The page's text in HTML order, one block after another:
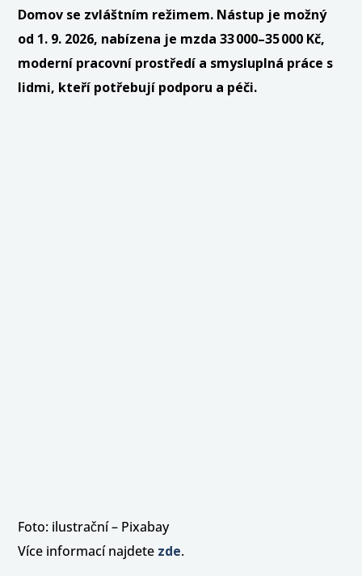
Domov se zvláštním režimem. Nástup je možný
od 1. 9. 2026, nabízena je mzda 33 000–35 000 Kč,
moderní pracovní prostředí a smysluplná práce s
lidmi, kteří potřebují podporu a péči.
Foto: ilustrační – Pixabay
Více informací najdete zde.